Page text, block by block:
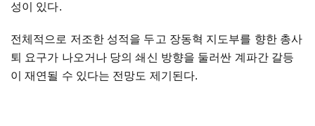
성이 있다.
전체적으로 저조한 성적을 두고 장동혁 지도부를 향한 총사
퇴 요구가 나오거나 당의 쇄신 방향을 둘러싼 계파간 갈등
이 재연될 수 있다는 전망도 제기된다.